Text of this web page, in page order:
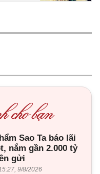
Sao Ta báo lãi
nắm gần 2.000 tỷ
gửi
9/8/2026